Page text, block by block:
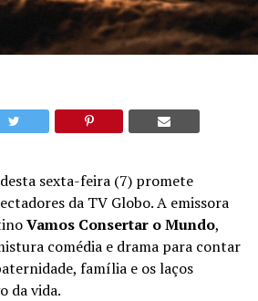
sexta-feira (7) promete
da TV Globo. A emissora
Vamos Consertar o Mundo,
comédia e drama para contar
família e os laços
da vida.